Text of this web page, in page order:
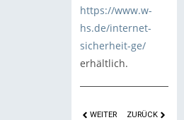
https://www.w-
hs.de/internet-
sicherheit-ge/
erhältlich.
WEITER ZURÜCK